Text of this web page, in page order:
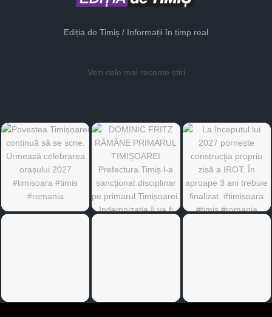
Ediția de Timiș / Informații în timp real
Vezi cele mai recente știri